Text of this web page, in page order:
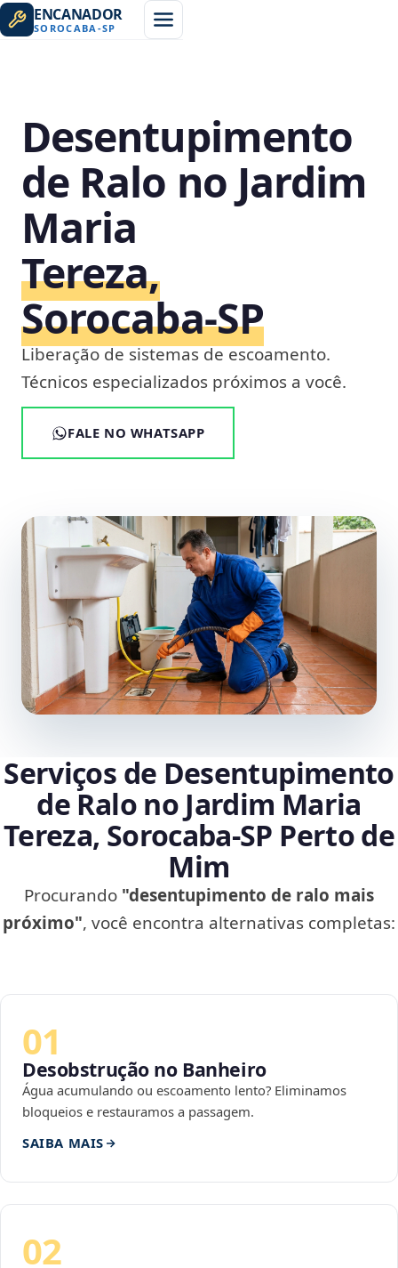
ENCANADOR
SOROCABA -SP
Desentupimento
de Ralo no Jardim
Maria
Tereza,
Sorocaba‑SP
Liberação de sistemas de escoamento.
Técnicos especializados próximos a você.
FALE NO WHATSAPP
Serviços de Desentupimento
de Ralo no Jardim Maria
Tereza, Sorocaba‑SP Perto de
Mim
Procurando "desentupimento de ralo mais
próximo", você encontra alternativas completas:
01
Desobstrução no Banheiro
Água acumulando ou escoamento lento? Eliminamos
bloqueios e restauramos a passagem.
SAIBA MAIS
02